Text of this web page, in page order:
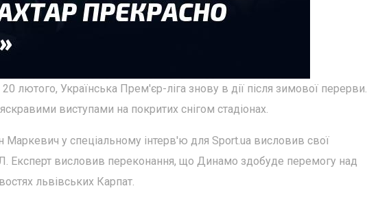
лютого, Українська Прем'єр-ліга знову в дії після зимової перерви.
виступами на покритих снігом стадіонах.
Маркевич у спеціальному інтерв'ю для Sport.ua висловив свої
Експерт висловив переконання, що Динамо здобуде перемогу над
львівських Карпат.